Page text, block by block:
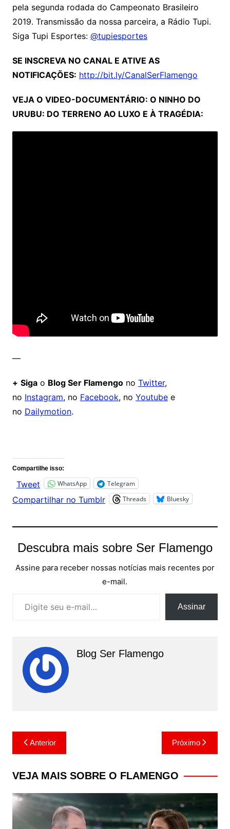
pela segunda rodada do Campeonato Brasileiro
2019. Transmissão da nossa parceira, a Rádio Tupi.
Siga Tupi Esportes: @tupiesportes
SE INSCREVA NO CANAL E ATIVE AS
NOTIFICAÇÕES: http://bit.ly/CanalSerFlamengo
VEJA O VIDEO-DOCUMENTÁRIO: O NINHO DO
URUBU: DO TERRENO AO LUXO E À TRAGÉDIA:
—
+ Sigao Blog Ser Flamengono Twitter,
no Instagram, no Facebook, no Youtubee
no Dailymotion.
Compartilhe isso:
Tweet WhatsApp Telegram
Compartilhar no Tumblr Threads Bluesky
Descubra mais sobre Ser Flamengo
Assine para receber nossas notícias mais recentes por
e-mail.
Assinar
Blog Ser Flamengo
Navegação
de
Post
Anterior Próximo
VEJA MAIS SOBRE O FLAMENGO